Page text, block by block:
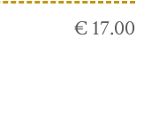
€ 17.00